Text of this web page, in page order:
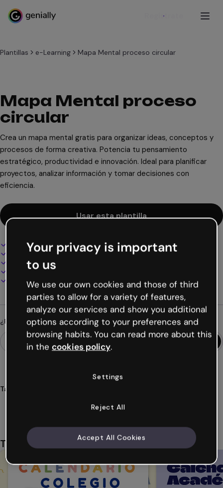
Regístrate
Plantillas e-Learning Mapa Mental proceso circular
Mapa Mental proceso
circular
Crea un mapa mental gratis para organizar ideas, conceptos y
procesos de forma creativa. Potencia tu pensamiento
estratégico, productividad e innovación. Ideal para planificar
proyectos, analizar información y tomar decisiones con
eficiencia.
Usar esta plantilla
Diseño interactivo y animado
100% personalizable
Añade audio, vídeo y multimedia
Presenta, comparte o publica online
Descarga en PDF, MP4 y otros formatos
¿Buscas algo diferente?
Tags
También te puede gustar
Your privacy is important
to us
We use our own cookies and those of third
parties to allow for a variety of features,
analyze our services and show you additional
options according to your preferences and
browsing habits. You can read more about this
in the cookies policy.
Settings
Reject All
Accept All Cookies